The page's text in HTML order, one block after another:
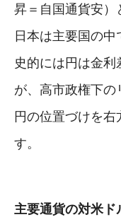
昇＝自国通貨安）
日本は主要国の
史的には円は金
が、高市政権下
円の位置づけを右
す。
主要通貨の対米